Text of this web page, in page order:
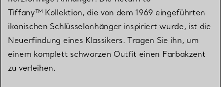
Tiffany™ Kollektion, die von dem 1969 eingeführten
ikonischen Schlüsselanhänger inspiriert wurde, ist die
Neuerfindung eines Klassikers. Tragen Sie ihn, um
einem komplett schwarzen Outfit einen Farbakzent
zu verleihen.